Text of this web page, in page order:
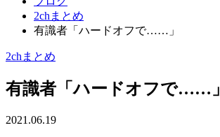
2chまとめ
有識者「ハードオフで……」
2chまとめ
有識者「ハードオフで……」
2021.06.19